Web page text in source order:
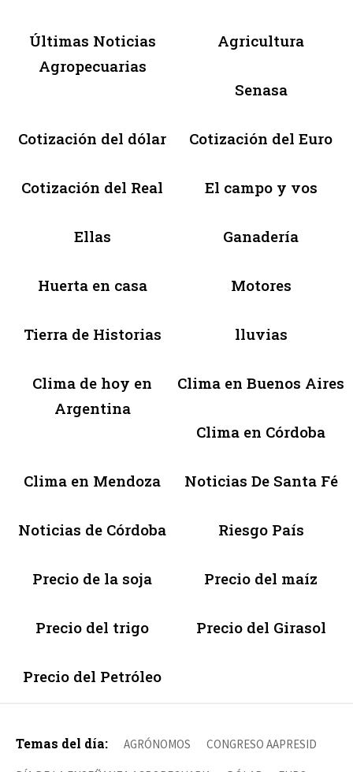
Últimas Noticias
Agropecuarias
Agricultura
Senasa
Cotización del dólar Cotización del Euro
Cotización del Real El campo y vos
Ellas Ganadería
Huerta en casa Motores
Tierra de Historias lluvias
Clima de hoy en
Argentina
Clima en Buenos Aires
Clima en Córdoba
Clima en Mendoza Noticias De Santa Fé
Noticias de Córdoba Riesgo País
Precio de la soja Precio del maíz
Precio del trigo Precio del Girasol
Precio del Petróleo
Temas del día: AGRÓNOMOS CONGRESO AAPRESID